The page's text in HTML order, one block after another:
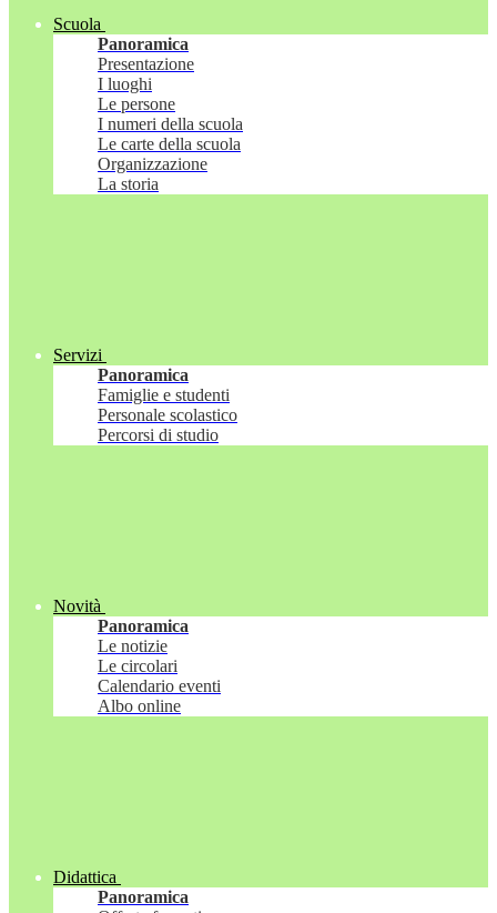
Scuola
Panoramica
Presentazione
I luoghi
Le persone
I numeri della scuola
Le carte della scuola
Organizzazione
La storia
Servizi
Panoramica
Famiglie e studenti
Personale scolastico
Percorsi di studio
Novità
Panoramica
Le notizie
Le circolari
Calendario eventi
Albo online
Didattica
Panoramica